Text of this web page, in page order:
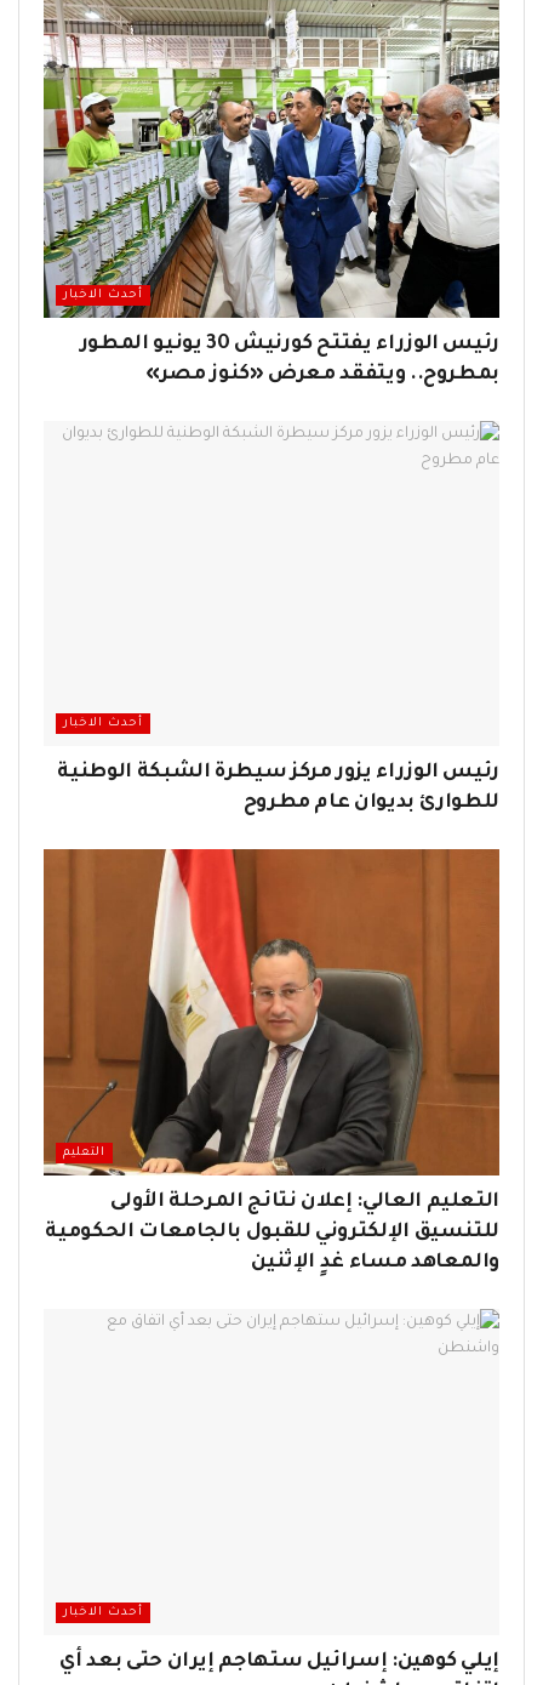
أحدث الاخبار
رئيس الوزراء يفتتح كورنيش 30 يونيو المطور
بمطروح.. ويتفقد معرض «كنوز مصر»
أحدث الاخبار
رئيس الوزراء يزور مركز سيطرة الشبكة الوطنية
للطوارئ بديوان عام مطروح
التعليم
التعليم العالي: إعلان نتائج المرحلة الأولى
للتنسيق الإلكتروني للقبول بالجامعات الحكومية
والمعاهد مساء غدٍ الإثنين
أحدث الاخبار
إيلي كوهين: إسرائيل ستهاجم إيران حتى بعد أي